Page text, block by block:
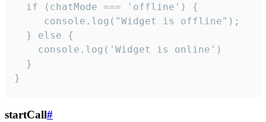
  if (chatMode === 'offline') {
     console.log("Widget is offline");
  } else {
    console.log('Widget is online')
  }
}
startCall#